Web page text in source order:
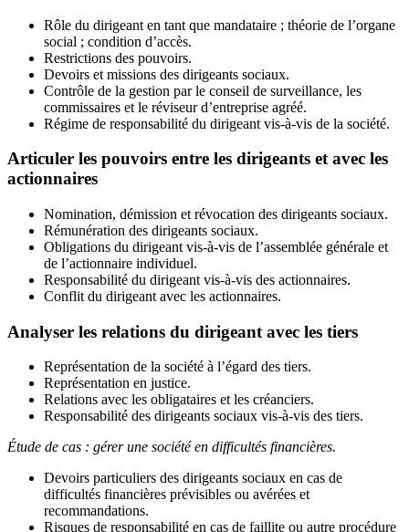
Rôle du dirigeant en tant que mandataire ; théorie de l’organe
social ; condition d’accès.
Restrictions des pouvoirs.
Devoirs et missions des dirigeants sociaux.
Contrôle de la gestion par le conseil de surveillance, les
commissaires et le réviseur d’entreprise agréé.
Régime de responsabilité du dirigeant vis-à-vis de la société.
Articuler les pouvoirs entre les dirigeants et avec les
actionnaires
Nomination, démission et révocation des dirigeants sociaux.
Rémunération des dirigeants sociaux.
Obligations du dirigeant vis-à-vis de l’assemblée générale et
de l’actionnaire individuel.
Responsabilité du dirigeant vis-à-vis des actionnaires.
Conflit du dirigeant avec les actionnaires.
Analyser les relations du dirigeant avec les tiers
Représentation de la société à l’égard des tiers.
Représentation en justice.
Relations avec les obligataires et les créanciers.
Responsabilité des dirigeants sociaux vis-à-vis des tiers.
Étude de cas : gérer une société en difficultés financières.
Devoirs particuliers des dirigeants sociaux en cas de
difficultés financières prévisibles ou avérées et
recommandations.
Risques de responsabilité en cas de faillite ou autre procédure